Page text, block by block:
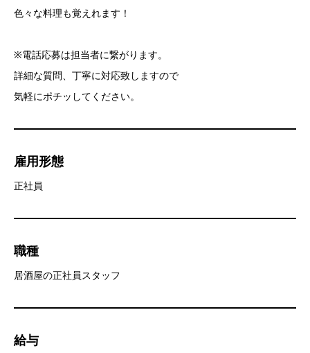
色々な料理も覚えれます！
※電話応募は担当者に繋がります。
詳細な質問、丁寧に対応致しますので
気軽にポチッしてください。
雇用形態
正社員
職種
居酒屋の正社員スタッフ
給与